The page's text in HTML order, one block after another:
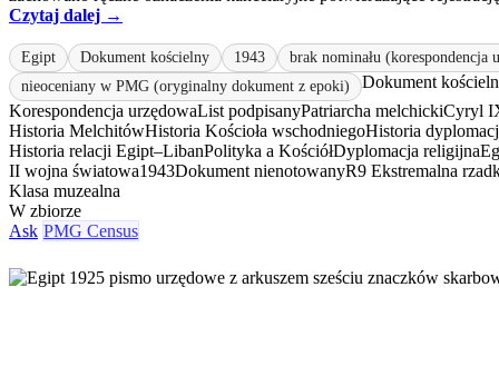
Czytaj dalej →
Egipt Dokument kościelny 1943
brak nominału (korespondencja
nieoceniany w PMG (oryginalny dokument z epoki)
Dokument
Korespondencja urzędowaList podpisanyPatriarcha melchickiCyryl
Historia MelchitówHistoria Kościoła wschodniegoHistoria
Historia relacji Egipt–LibanPolityka a KościółDyplomacja religijna
II wojna światowa1943Dokument nienotowanyR9 Ekstremalna
Klasa muzealna
W zbiorze
Ask PMG Census